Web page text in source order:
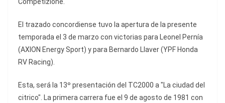
Competizione.
El trazado concordiense tuvo la apertura de la presente
temporada el 3 de marzo con victorias para Leonel Pernía
(AXION Energy Sport) y para Bernardo Llaver (YPF Honda
RV Racing).
Esta, será la 13º presentación del TC2000 a "La ciudad del
citrico". La primera carrera fue el 9 de agosto de 1981 con